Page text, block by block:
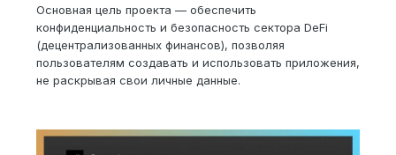
Основная цель проекта — обеспечить
конфиденциальность и безопасность сектора DeFi
(децентрализованных финансов), позволяя
пользователям создавать и использовать приложения,
не раскрывая свои личные данные.